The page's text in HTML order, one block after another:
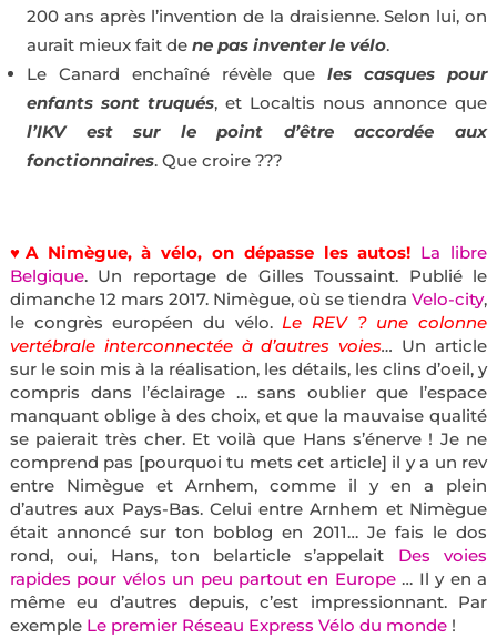
200 ans après l’invention de la draisienne. Selon lui, on
aurait mieux fait de ne pas inventer le vélo.
Le Canard enchaîné révèle queles casques pour
enfants sont truqués, et Localtis nous annonce que
l’IKV est sur le point d’être accordée aux
fonctionnaires. Que croire ???
♥A Nimègue, à vélo, on dépasse les autos! La libre
Belgique. Un reportage de Gilles Toussaint. Publié le
dimanche 12 mars 2017. Nimègue, où se tiendraVelo-city,
le congrès européen du vélo.Le REV ? une colonne
vertébrale interconnectée à d’autres voies… Un article
sur le soin mis à la réalisation, les détails, les clins d’oeil, y
compris dans l’éclairage … sans oublier que l’espace
manquant oblige à des choix, et que la mauvaise qualité
se paierait très cher. Et voilà que Hans s’énerve ! Je ne
comprend pas [pourquoi tu mets cet article] il y a un rev
entre Nimègue et Arnhem, comme il y en a plein
d’autres aux Pays-Bas. Celui entre Arnhem et Nimègue
était annoncé sur ton boblog en 2011… Je fais le dos
rond, oui, Hans, ton belarticle s’appelait Des voies
rapides pour vélos un peu partout en Europe… Il y en a
même eu d’autres depuis, c’est impressionnant. Par
exemple Le premier Réseau Express Vélo du monde!